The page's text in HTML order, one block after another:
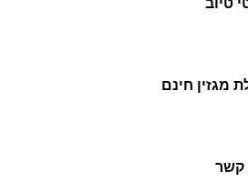
טיוב
מגזין חינם
קשר